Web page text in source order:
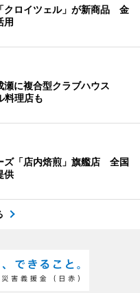
クロイツェル」が新商品 金
用
に複合型クラブハウス
料理店も
ズ「店内焙煎」旗艦店 全国
供